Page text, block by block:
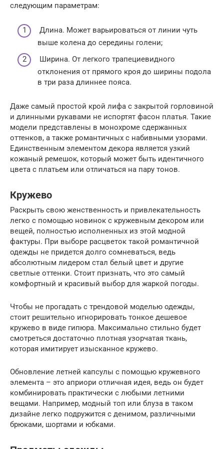
следующим параметрам:
Длина. Может варьироваться от линии чуть
выше колена до середины голени;
Ширина. От легкого трапециевидного
отклонения от прямого кроя до ширины подола
в три раза длиннее пояса.
Даже самый простой крой лифа с закрытой горловиной
и длинными рукавами не испортят фасон платья. Такие
модели представлены в монохроме сдержанных
оттенков, а также романтичных с набивными узорами.
Единственным элементом декора является узкий
кожаный ремешок, который может быть идентичного
цвета с платьем или отличаться на пару тонов.
Кружево
Раскрыть свою женственность и привлекательность
легко с помощью новинок с кружевным декором или
вещей, полностью исполненных из этой модной
фактуры. При выборе расцветок такой романтичной
одежды не придется долго сомневаться, ведь
абсолютным лидером стал белый цвет и другие
светлые оттенки. Стоит признать, что это самый
комфортный и красивый выбор для жаркой погоды.
Чтобы не прогадать с трендовой моделью одежды,
стоит решительно игнорировать тонкое дешевое
кружево в виде гипюра. Максимально стильно будет
смотреться достаточно плотная узорчатая ткань,
которая имитирует изысканное кружево.
Обновление летней капсулы с помощью кружевного
элемента – это априори отличная идея, ведь он будет
комбинировать практически с любыми летними
вещами. Например, модный топ или блуза в таком
дизайне легко подружится с денимом, различными
брюками, шортами и юбками.